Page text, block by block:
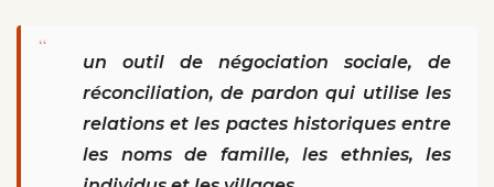
“
un outil de négociation sociale, de
réconciliation, de pardon qui utilise les
relations et les pactes historiques entre
les noms de famille, les ethnies, les